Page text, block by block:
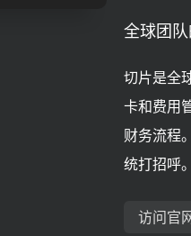
全球团
切片是全
卡和费用
财务流程
统打招呼
访问官